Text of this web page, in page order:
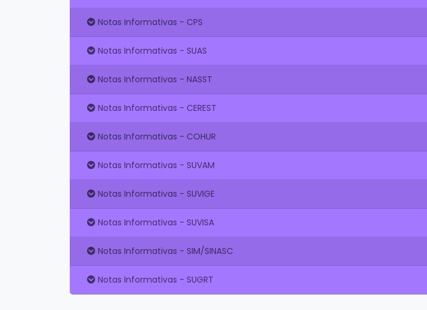
Notas Informativas - CPS
Notas Informativas - SUAS
Notas Informativas - NASST
Notas Informativas - CEREST
Notas Informativas - COHUR
Notas Informativas - SUVAM
Notas Informativas - SUVIGE
Notas Informativas - SUVISA
Notas Informativas - SIM/SINASC
Notas Informativas - SUGRT